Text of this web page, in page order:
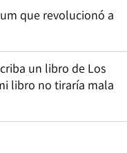
que revolucionó a
un libro de Los
libro no tiraría mala